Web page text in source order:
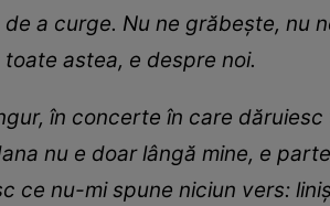
a curge. Nu ne grăbește, nu
astea, e despre noi.
în concerte în care
nu e doar lângă mine, e
ce nu-mi spune niciun vers: